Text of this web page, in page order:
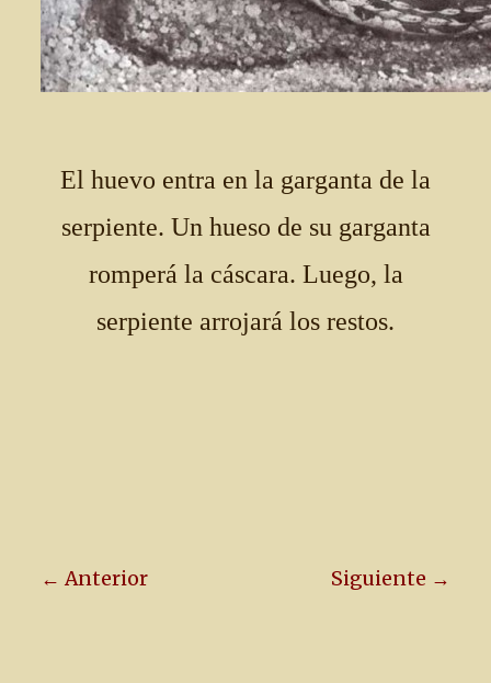
El huevo entra en la garganta de la
serpiente. Un hueso de su garganta
romperá la cáscara. Luego, la
serpiente arrojará los restos.
← Anterior Siguiente →